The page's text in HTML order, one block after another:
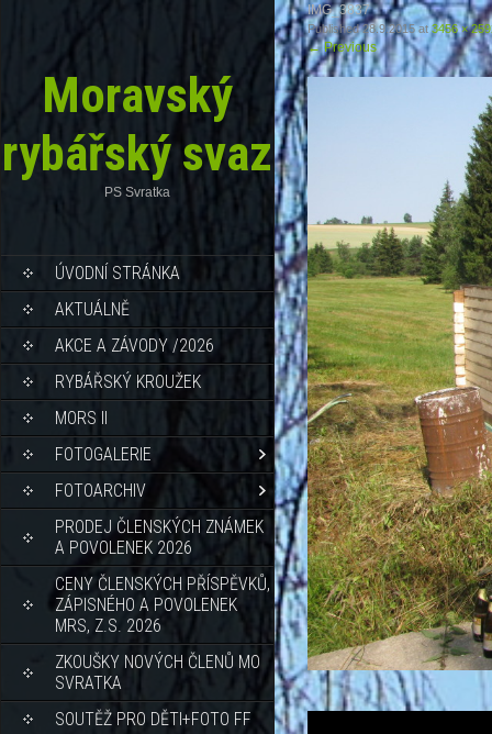
Moravský
rybářský svaz
PS Svratka
ÚVODNÍ STRÁNKA
AKTUÁLNĚ
AKCE A ZÁVODY /2026
RYBÁŘSKÝ KROUŽEK
MORS II
FOTOGALERIE
FOTOARCHIV
PRODEJ ČLENSKÝCH ZNÁMEK
A POVOLENEK 2026
CENY ČLENSKÝCH PŘÍSPĚVKŮ,
ZÁPISNÉHO A POVOLENEK
MRS, Z.S. 2026
ZKOUŠKY NOVÝCH ČLENŮ MO
SVRATKA
SOUTĚŽ PRO DĚTI+FOTO FF
IMG_3837
Published28.9.2015at3456 ×
←Previous